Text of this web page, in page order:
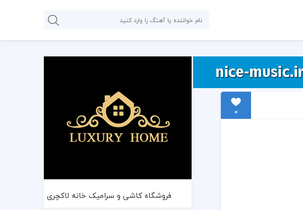
0
فروشگاه کاشی و سرامیک خانه لاکچری